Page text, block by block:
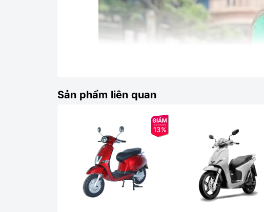
Sản phẩm liên quan
13%